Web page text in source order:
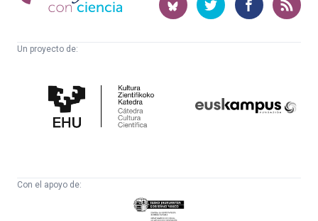
ciencia
Un proyecto de:
Cultura
Científica
Con el apoyo de:
Eusko